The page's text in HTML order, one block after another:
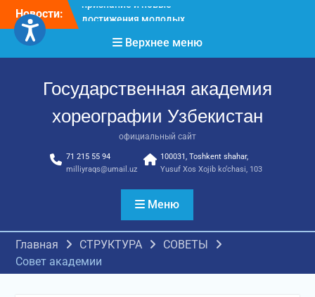
Перейти
содержимому
Новости:
Международное научное
Международное
признание и новые
хореографов!
Верхнее меню
Государственная академия
хореографии Узбекистан
официальный сайт
71 215 55 94
milliyraqs@umail.uz
100031, Toshkent shahar,
Yusuf Xos Xojib ko‘chasi, 103
Меню
Главная СТРУКТУРА
СОВЕТЫ
Совет академии